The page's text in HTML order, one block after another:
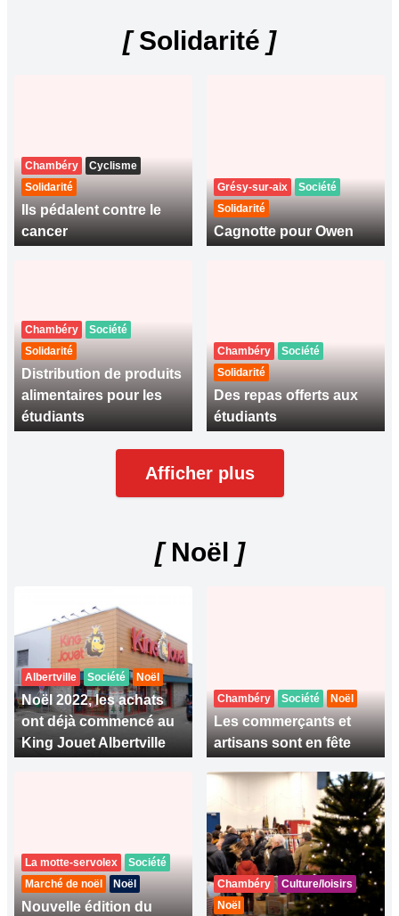
[Solidarité ]
Chambéry
Cyclisme
Solidarité
Ils pédalent contre le
cancer
Grésy-sur-aix
Société
Solidarité
Cagnotte pour Owen
Chambéry
Société
Solidarité
Distribution de produits
alimentaires pour les
étudiants
Chambéry
Société
Solidarité
Des repas offerts aux
étudiants
Afficher plus
[Noël ]
Albertville Société Noël
Noël 2022, les achats
ont déjà commencé au
King Jouet Albertville
Chambéry Société Noël
Les commerçants et
artisans sont en fête
La motte-servolex
Société
Marché de noël
Noël
Nouvelle édition du
Chambéry
Culture/loisirs
Noël